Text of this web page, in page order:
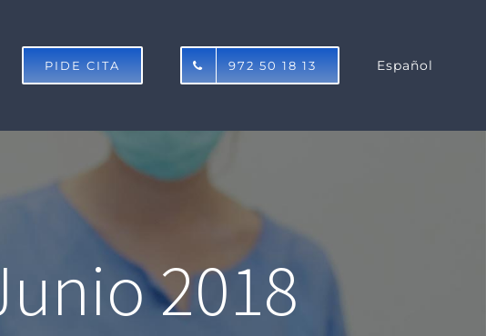
PIDE CITA 972 50 18 13 Español
2018